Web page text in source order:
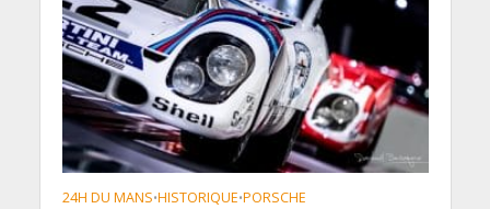
24H DU MANS•HISTORIQUE•PORSCHE